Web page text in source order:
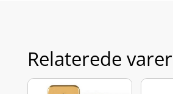
Relaterede varer